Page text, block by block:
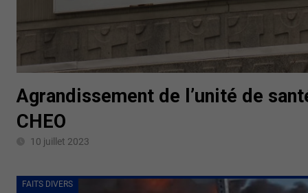
Agrandissement de l’unité de
CHEO
10 juillet 2023
FAITS DIVERS